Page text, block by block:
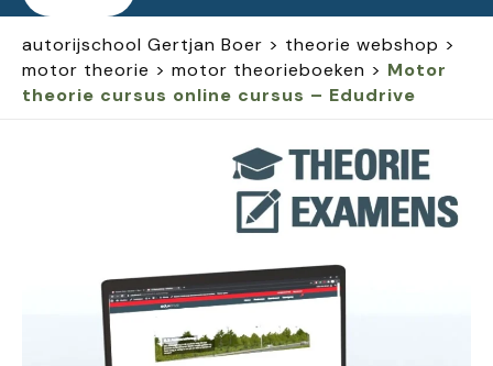
autorijschool Gertjan Boer > theorie webshop >
motor theorie > motor theorieboeken > Motor
theorie cursus online cursus – Edudrive